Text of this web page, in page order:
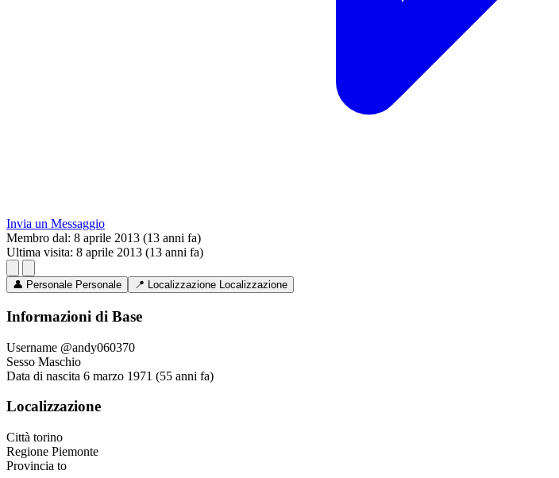
Invia un Messaggio
Membro dal: 8 aprile 2013 (13 anni fa)
Ultima visita: 8 aprile 2013 (13 anni fa)
👤 Personale Personale 📍 Localizzazione Localizzazione
Informazioni di Base
Username @andy060370
Sesso Maschio
Data di nascita 6 marzo 1971 (55 anni fa)
Localizzazione
Città torino
Regione Piemonte
Provincia to